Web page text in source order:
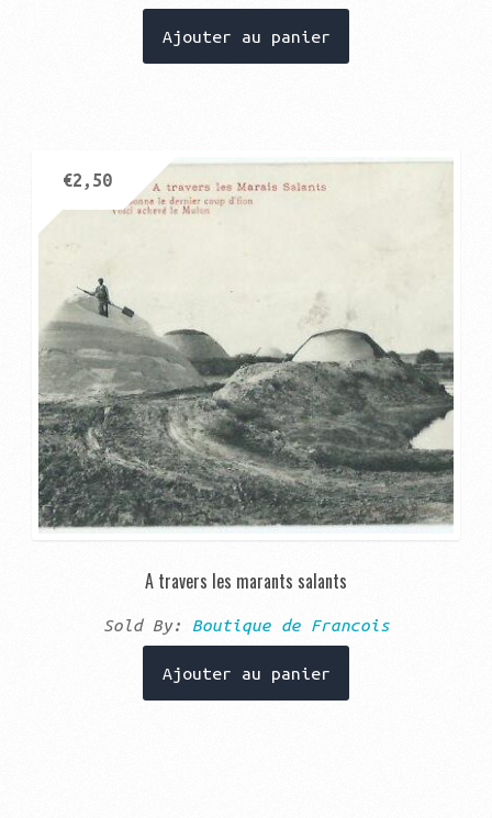
Ajouter au panier
A travers les marants salants
€2,50
Sold By: Boutique de Francois
Ajouter au panier